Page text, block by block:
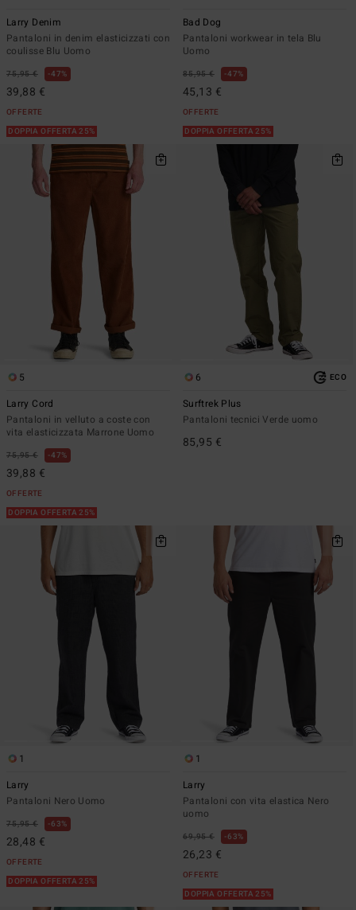
Larry Denim
Pantaloni in denim elasticizzati con
coulisse Blu Uomo
75,95 € 47%
39,88 €
OFFERTE
DOPPIA OFFERTA 25%
Bad Dog
Pantaloni workwear in tela Blu
Uomo
85,95 € 47%
45,13 €
OFFERTE
DOPPIA OFFERTA 25%
5
Larry Cord
Pantaloni in velluto a coste con
vita elasticizzata Marrone Uomo
75,95 € 47%
39,88 €
OFFERTE
DOPPIA OFFERTA 25%
6 ECO
Surftrek Plus
Pantaloni tecnici Verde uomo
85,95 €
1
Larry
Pantaloni Nero Uomo
75,95 € 63%
28,48 €
OFFERTE
DOPPIA OFFERTA 25%
1
Larry
Pantaloni con vita elastica Nero
uomo
69,95 € 63%
26,23 €
OFFERTE
DOPPIA OFFERTA 25%